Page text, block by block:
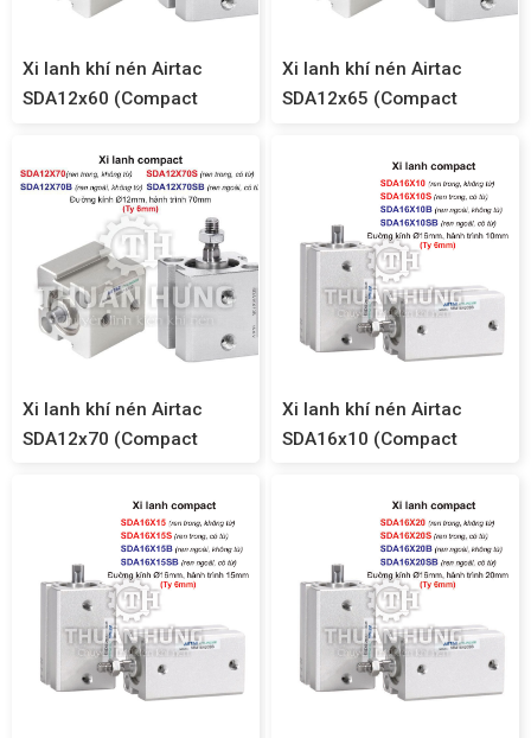
Xi lanh khí nén Airtac
SDA12x60 (Compact
Xi lanh khí nén Airtac
SDA12x65 (Compact
Xi lanh khí nén Airtac
SDA12x70 (Compact
Xi lanh khí nén Airtac
SDA16x10 (Compact